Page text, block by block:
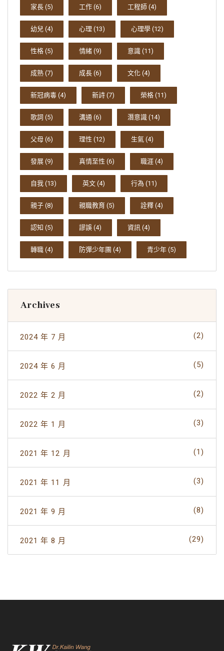
家長 (5) 工作 (6) 工程師 (4)
幼兒 (4) 心理 (13) 心理學 (12)
性格 (5) 情緒 (9) 意識 (11)
成熟 (7) 成長 (6) 文化 (4)
新冠病毒 (4) 新詩 (7) 榮格 (11)
歌詞 (5) 溝通 (6) 潛意識 (14)
父母 (6) 理性 (12) 生氣 (4)
發展 (9) 真情至性 (6) 職涯 (4)
自我 (13) 英文 (4) 行為 (11)
親子 (8) 親職教育 (5) 詮釋 (4)
認知 (5) 謬誤 (4) 資訊 (4)
轉職 (4) 防彈少年團 (4) 青少年 (5)
Archives
2024 年 7 月 (2)
2024 年 6 月 (5)
2022 年 2 月 (2)
2022 年 1 月 (3)
2021 年 12 月 (1)
2021 年 11 月 (3)
2021 年 9 月 (8)
2021 年 8 月 (29)